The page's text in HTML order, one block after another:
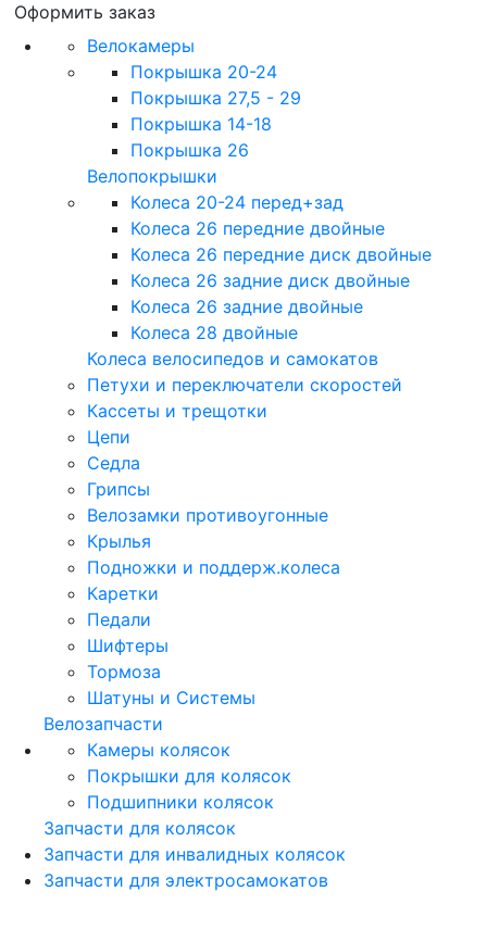
Оформить заказ
Велокамеры
Покрышка 20-24
Покрышка 27,5 - 29
Покрышка 14-18
Покрышка 26
Велопокрышки
Колеса 20-24 перед+зад
Колеса 26 передние двойные
Колеса 26 передние диск двойные
Колеса 26 задние диск двойные
Колеса 26 задние двойные
Колеса 28 двойные
Колеса велосипедов и самокатов
Петухи и переключатели скоростей
Кассеты и трещотки
Цепи
Седла
Грипсы
Велозамки противоугонные
Крылья
Подножки и поддерж.колеса
Каретки
Педали
Шифтеры
Тормоза
Шатуны и Системы
Велозапчасти
Камеры колясок
Покрышки для колясок
Подшипники колясок
Запчасти для колясок
Запчасти для инвалидных колясок
Запчасти для электросамокатов